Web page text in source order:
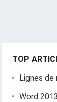
TOP
Lignes de
Word